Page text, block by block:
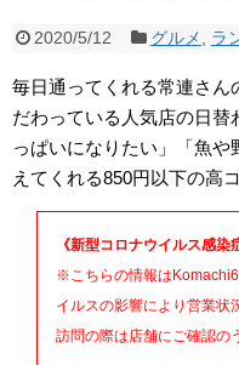
2020/5/12 グルメ ラ
毎日通ってくれる常連さん
だわっている人気店の日
っぱいになりたい」「魚
えてくれる850円以下の高
《新型コロナウイルス感染
※こちらの情報は
イルスの影響により営業状
訪問の際は店舗にご確認の